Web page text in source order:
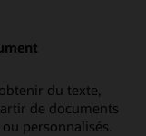
du texte,
de documents
personnalisés.